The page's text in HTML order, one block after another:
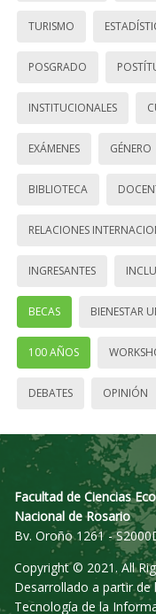
TURISMO
POSGRADO
INSTITUCIONALES
EXÁMENES GÉNERO
BIBLIOTECA
RELACIONES
INGRESANTES
BECAS BIENESTAR
100 AÑOS
DEBATES OPINIÓN
Facultad de Ciencias
Nacional de Rosario
Bv. Oroño 1261 -
Copyright © 2021. All
Desarrollado a partir
Tecnología de la